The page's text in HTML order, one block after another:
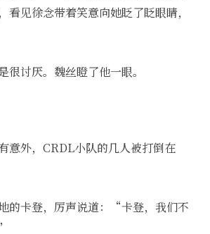
看见徐念带着笑意向她眨了眨眼睛，
很讨厌。魏丝瞪了他一眼。
意外，CRDL小队的几人被打倒在
的卡登，厉声说道：“卡登，我们不